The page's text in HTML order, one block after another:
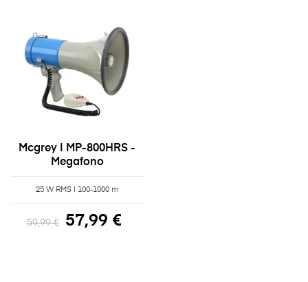
Mcgrey | MP-800HRS -
Megafono
25 W RMS | 100-1000 m
59,99 € 57,99 €